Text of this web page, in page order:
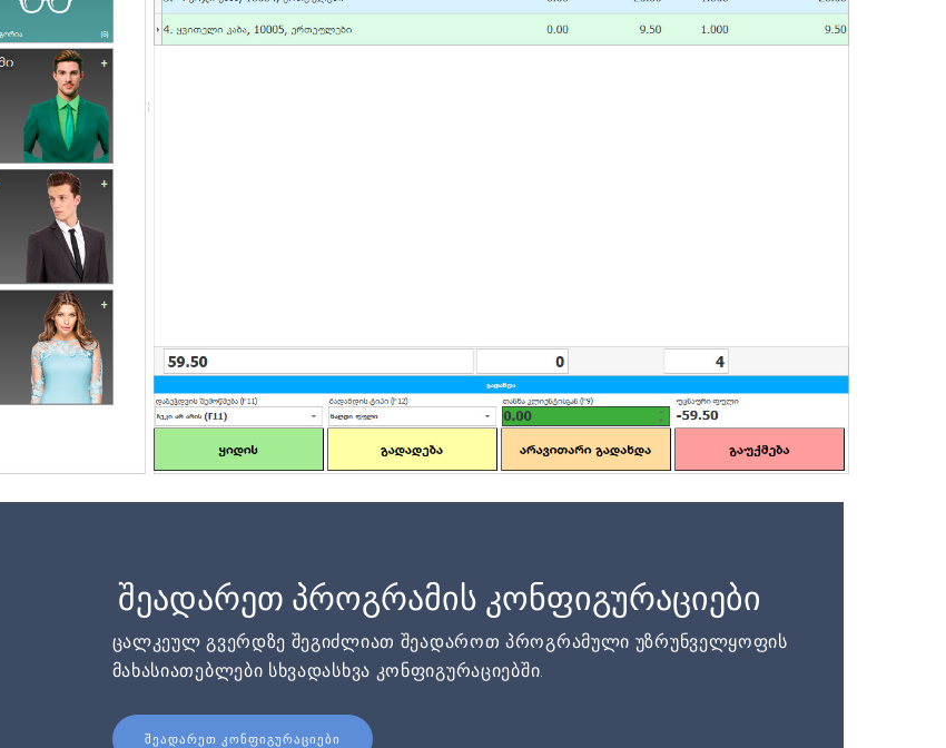
შეადარეთ პროგრამის კონფიგურაციები
ცალკეულ გვერდზე შეგიძლიათ შეადაროთ პროგრამული უზრუნველყოფის
მახასიათებლები სხვადასხვა კონფიგურაციებში.
ᲨᲔᲐᲓᲐᲠᲔᲗ ᲙᲝᲜᲤᲘᲒᲣᲠᲐᲪᲘᲔᲑᲘ